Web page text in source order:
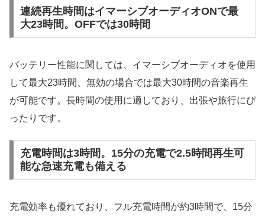
連続再生時間はイマーシブオーディオONで最
大23時間。OFFでは30時間
バッテリー性能に関しては、イマーシブオーディオを使用
して最大23時間、無効の場合では最大30時間の音楽再生
が可能です。長時間の使用に適しており、出張や旅行にぴ
ったりです。
充電時間は3時間。15分の充電で2.5時間再生可
能な急速充電も備える
充電効率も優れており、フル充電時間が約3時間で、15分